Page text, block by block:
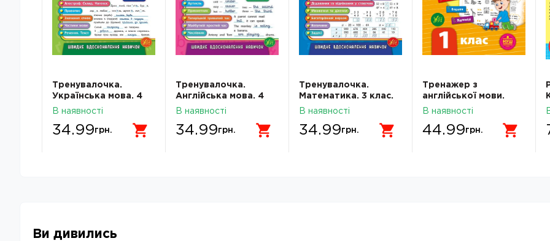
Тренувалочка.
Українська мова. 4
клас. Зошит
В наявності
34.99грн.
Тренувалочка.
Англійська мова. 4
клас. Зошит
В наявності
34.99грн.
Тренувалочка.
Математика. 3 клас.
Зошит практичних
В наявності
34.99грн.
Тренажер з
англійської мови.
НУШ 1 клас
В наявності
44.99грн.
Ви дивились